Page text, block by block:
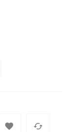
 